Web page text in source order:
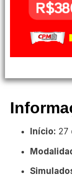
Início: 27